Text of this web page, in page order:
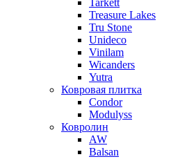
Treasure Lakes
Tru Stone
Unideco
Vinilam
Wicanders
Yutra
Ковровая плитка
Condor
Modulyss
Ковролин
AW
Balsan